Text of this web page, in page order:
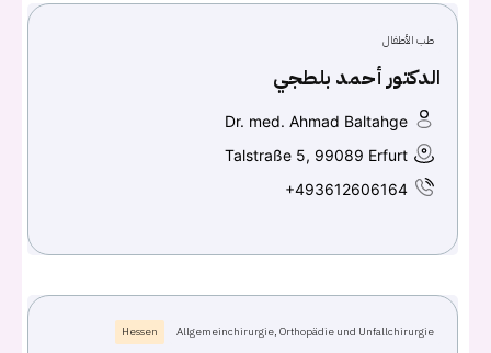
طب الأطفال
الدكتور أحمد بلطجي
Dr. med. Ahmad Baltahge
Talstraße 5, 99089 Erfurt
+493612606164
Allgemeinchirurgie, Orthopädie und Unfallchirurgie
Hessen